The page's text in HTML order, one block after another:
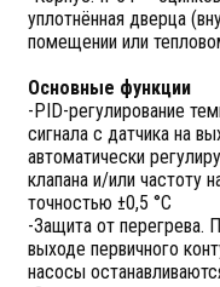
уплотнённая дверца
помещении или
Основные функции
-PID-регулирование
сигнала с датчика на
автоматически
клапана и/или частоту
точностью ±0,5 °C
-Защита от перегрева.
выходе первичного
насосы